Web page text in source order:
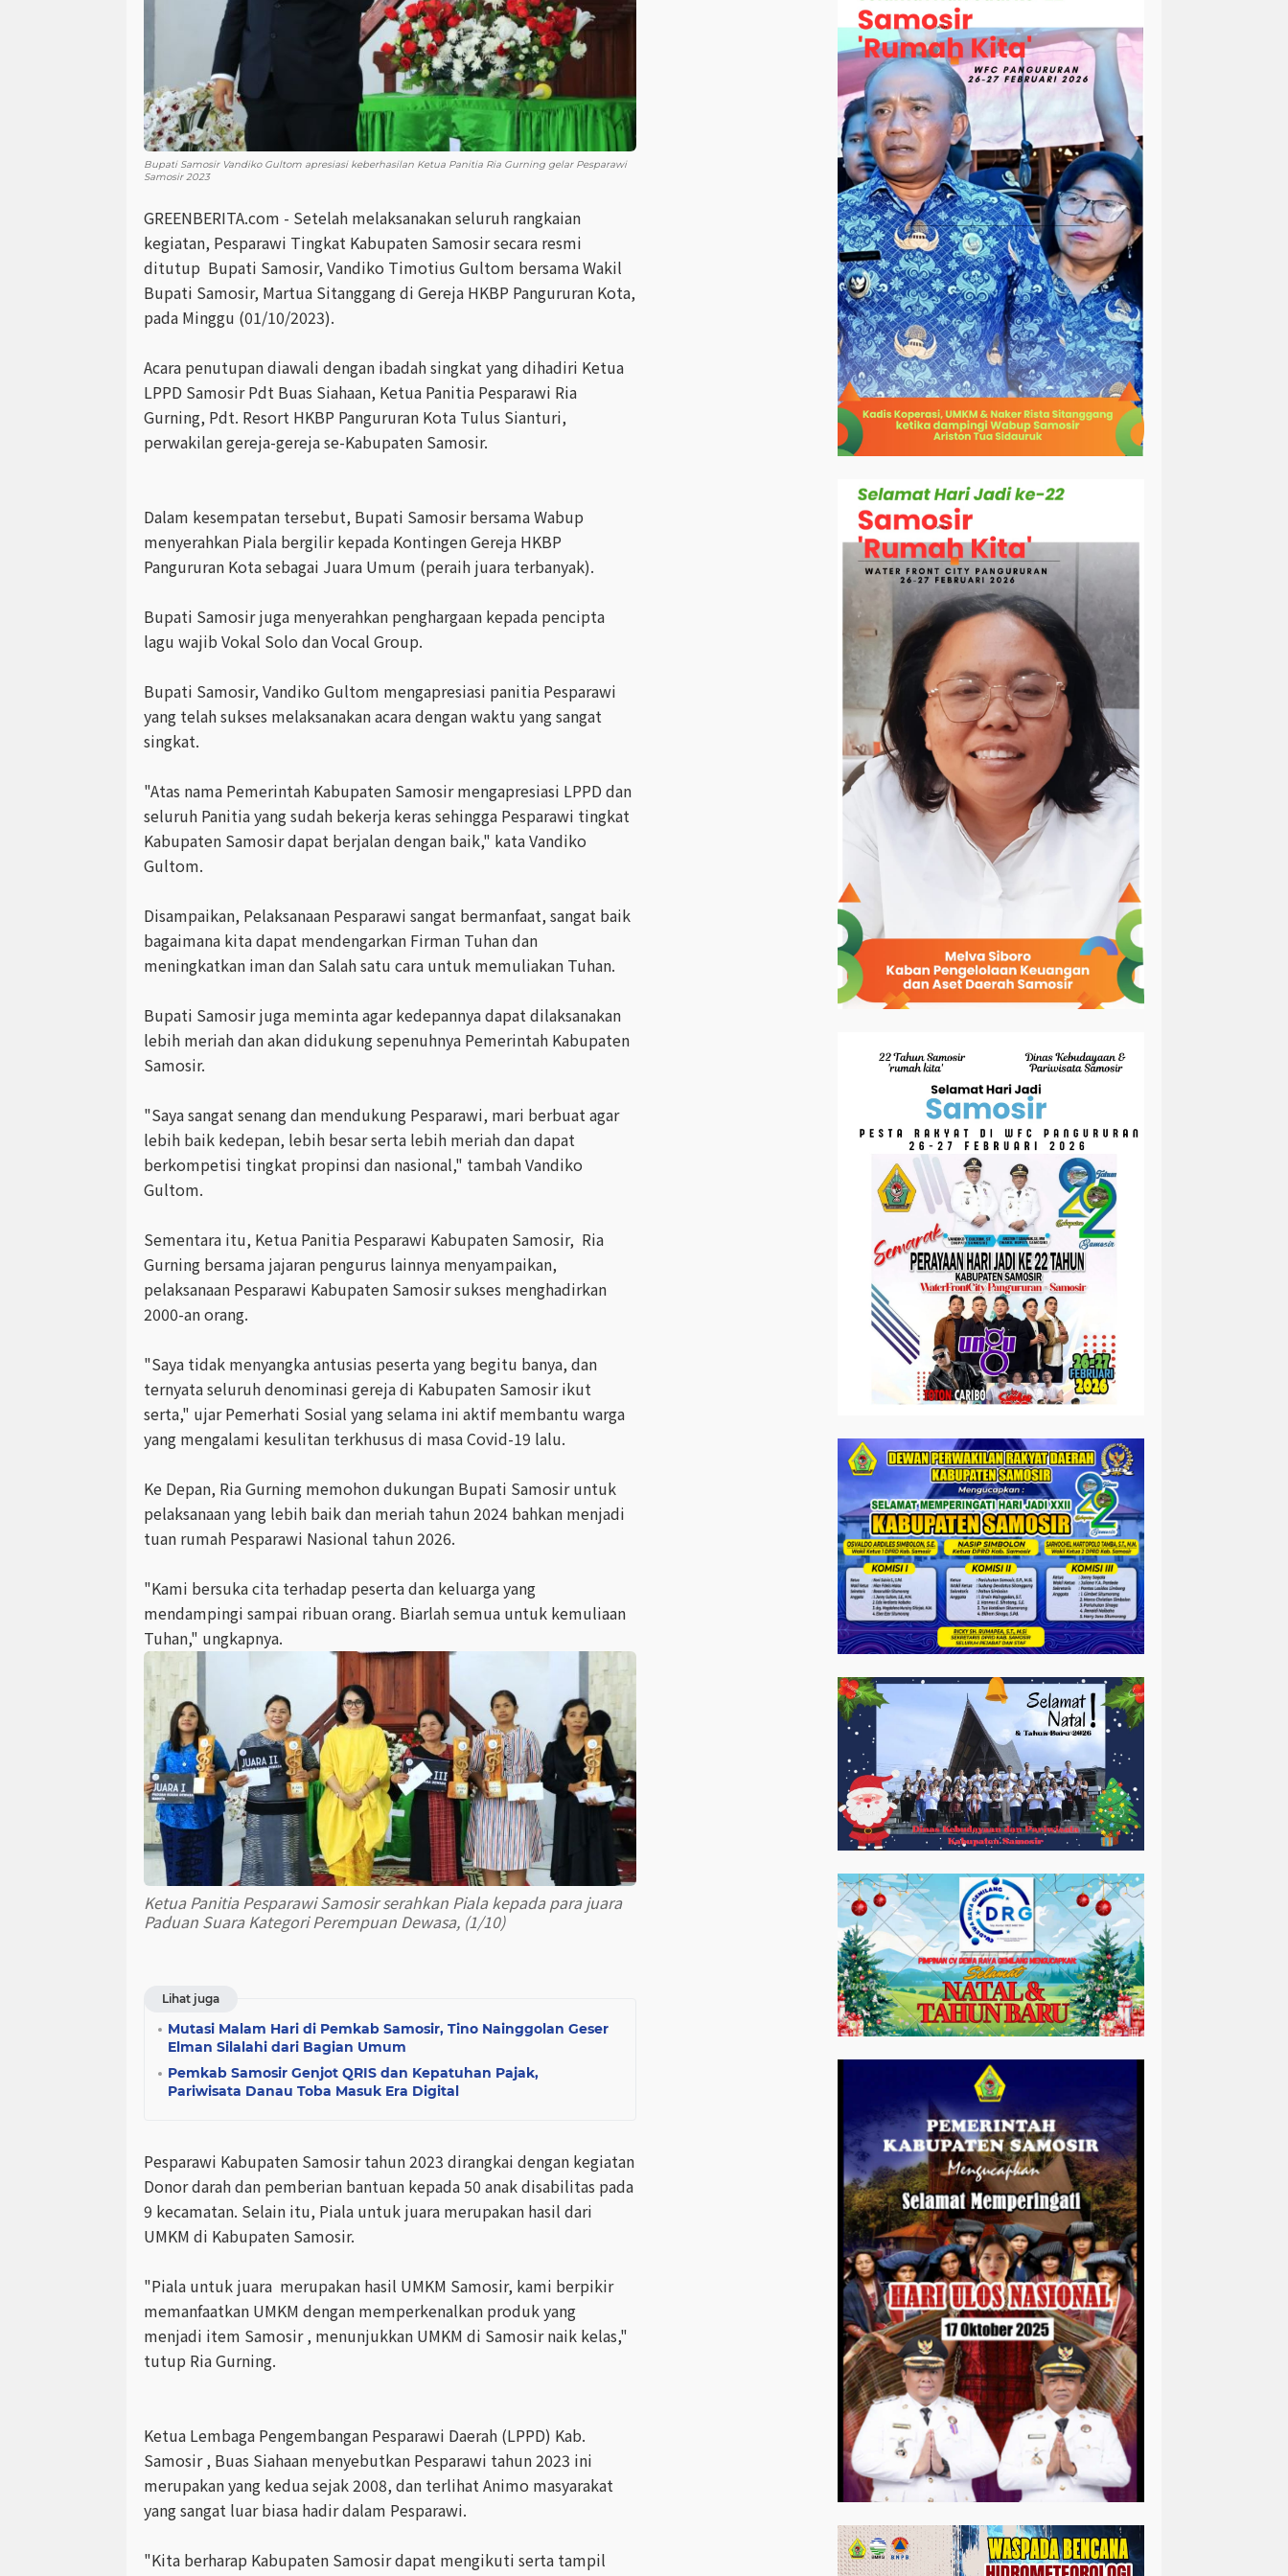
Bupati Samosir Vandiko Gultom apresiasi keberhasilan Ketua Panitia Ria Gurning gelar Pesparawi
Samosir 2023
GREENBERITA.com - Setelah melaksanakan seluruh rangkaian
kegiatan, Pesparawi Tingkat Kabupaten Samosir secara resmi
ditutup Bupati Samosir, Vandiko Timotius Gultom bersama Wakil
Bupati Samosir, Martua Sitanggang di Gereja HKBP Pangururan Kota,
pada Minggu (01/10/2023).
Acara penutupan diawali dengan ibadah singkat yang dihadiri Ketua
LPPD Samosir Pdt Buas Siahaan, Ketua Panitia Pesparawi Ria
Gurning, Pdt. Resort HKBP Pangururan Kota Tulus Sianturi,
perwakilan gereja-gereja se-Kabupaten Samosir.
Dalam kesempatan tersebut, Bupati Samosir bersama Wabup
menyerahkan Piala bergilir kepada Kontingen Gereja HKBP
Pangururan Kota sebagai Juara Umum (peraih juara terbanyak).
Bupati Samosir juga menyerahkan penghargaan kepada pencipta
lagu wajib Vokal Solo dan Vocal Group.
Bupati Samosir, Vandiko Gultom mengapresiasi panitia Pesparawi
yang telah sukses melaksanakan acara dengan waktu yang sangat
singkat.
"Atas nama Pemerintah Kabupaten Samosir mengapresiasi LPPD dan
seluruh Panitia yang sudah bekerja keras sehingga Pesparawi tingkat
Kabupaten Samosir dapat berjalan dengan baik," kata Vandiko
Gultom.
Disampaikan, Pelaksanaan Pesparawi sangat bermanfaat, sangat baik
bagaimana kita dapat mendengarkan Firman Tuhan dan
meningkatkan iman dan Salah satu cara untuk memuliakan Tuhan.
Bupati Samosir juga meminta agar kedepannya dapat dilaksanakan
lebih meriah dan akan didukung sepenuhnya Pemerintah Kabupaten
Samosir.
"Saya sangat senang dan mendukung Pesparawi, mari berbuat agar
lebih baik kedepan, lebih besar serta lebih meriah dan dapat
berkompetisi tingkat propinsi dan nasional," tambah Vandiko
Gultom.
Sementara itu, Ketua Panitia Pesparawi Kabupaten Samosir, Ria
Gurning bersama jajaran pengurus lainnya menyampaikan,
pelaksanaan Pesparawi Kabupaten Samosir sukses menghadirkan
2000-an orang.
"Saya tidak menyangka antusias peserta yang begitu banya, dan
ternyata seluruh denominasi gereja di Kabupaten Samosir ikut
serta," ujar Pemerhati Sosial yang selama ini aktif membantu warga
yang mengalami kesulitan terkhusus di masa Covid-19 lalu.
Ke Depan, Ria Gurning memohon dukungan Bupati Samosir untuk
pelaksanaan yang lebih baik dan meriah tahun 2024 bahkan menjadi
tuan rumah Pesparawi Nasional tahun 2026.
"Kami bersuka cita terhadap peserta dan keluarga yang
mendampingi sampai ribuan orang. Biarlah semua untuk kemuliaan
Tuhan," ungkapnya.
Ketua Panitia Pesparawi Samosir serahkan Piala kepada para juara
Paduan Suara Kategori Perempuan Dewasa, (1/10)
Lihat juga
Mutasi Malam Hari di Pemkab Samosir, Tino Nainggolan Geser
Elman Silalahi dari Bagian Umum
Pemkab Samosir Genjot QRIS dan Kepatuhan Pajak,
Pariwisata Danau Toba Masuk Era Digital
Pesparawi Kabupaten Samosir tahun 2023 dirangkai dengan kegiatan
Donor darah dan pemberian bantuan kepada 50 anak disabilitas pada
9 kecamatan. Selain itu, Piala untuk juara merupakan hasil dari
UMKM di Kabupaten Samosir.
"Piala untuk juara merupakan hasil UMKM Samosir, kami berpikir
memanfaatkan UMKM dengan memperkenalkan produk yang
menjadi item Samosir , menunjukkan UMKM di Samosir naik kelas,"
tutup Ria Gurning.
Ketua Lembaga Pengembangan Pesparawi Daerah (LPPD) Kab.
Samosir , Buas Siahaan menyebutkan Pesparawi tahun 2023 ini
merupakan yang kedua sejak 2008, dan terlihat Animo masyarakat
yang sangat luar biasa hadir dalam Pesparawi.
"Kita berharap Kabupaten Samosir dapat mengikuti serta tampil